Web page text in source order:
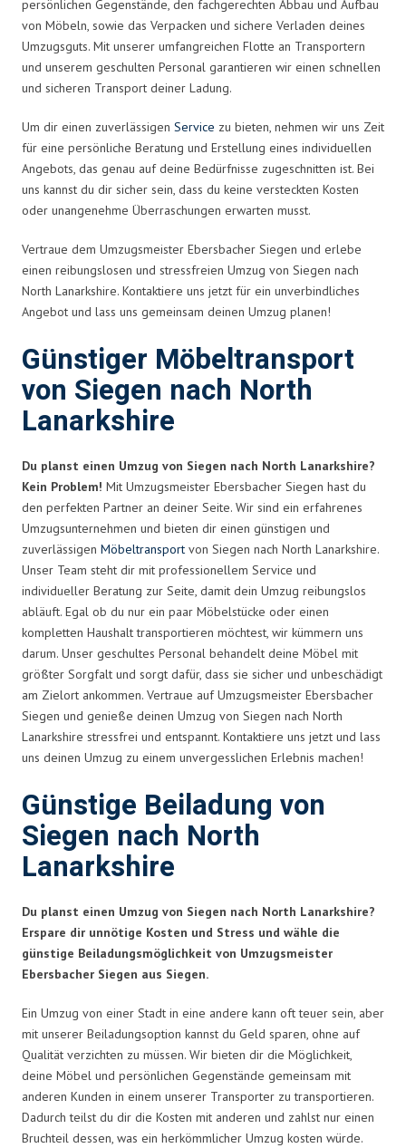
persönlichen Gegenstände, den fachgerechten Abbau und Aufbau
von Möbeln, sowie das Verpacken und sichere Verladen deines
Umzugsguts. Mit unserer umfangreichen Flotte an Transportern
und unserem geschulten Personal garantieren wir einen schnellen
und sicheren Transport deiner Ladung.
Um dir einen zuverlässigen Service zu bieten, nehmen wir uns Zeit
für eine persönliche Beratung und Erstellung eines individuellen
Angebots, das genau auf deine Bedürfnisse zugeschnitten ist. Bei
uns kannst du dir sicher sein, dass du keine versteckten Kosten
oder unangenehme Überraschungen erwarten musst.
Vertraue dem Umzugsmeister Ebersbacher Siegen und erlebe
einen reibungslosen und stressfreien Umzug von Siegen nach
North Lanarkshire. Kontaktiere uns jetzt für ein unverbindliches
Angebot und lass uns gemeinsam deinen Umzug planen!
Günstiger Möbeltransport
von Siegen nach North
Lanarkshire
Du planst einen Umzug von Siegen nach North Lanarkshire?
Kein Problem! Mit Umzugsmeister Ebersbacher Siegen hast du
den perfekten Partner an deiner Seite. Wir sind ein erfahrenes
Umzugsunternehmen und bieten dir einen günstigen und
zuverlässigen Möbeltransport von Siegen nach North Lanarkshire.
Unser Team steht dir mit professionellem Service und
individueller Beratung zur Seite, damit dein Umzug reibungslos
abläuft. Egal ob du nur ein paar Möbelstücke oder einen
kompletten Haushalt transportieren möchtest, wir kümmern uns
darum. Unser geschultes Personal behandelt deine Möbel mit
größter Sorgfalt und sorgt dafür, dass sie sicher und unbeschädigt
am Zielort ankommen. Vertraue auf Umzugsmeister Ebersbacher
Siegen und genieße deinen Umzug von Siegen nach North
Lanarkshire stressfrei und entspannt. Kontaktiere uns jetzt und lass
uns deinen Umzug zu einem unvergesslichen Erlebnis machen!
Günstige Beiladung von
Siegen nach North
Lanarkshire
Du planst einen Umzug von Siegen nach North Lanarkshire?
Erspare dir unnötige Kosten und Stress und wähle die
günstige Beiladungsmöglichkeit von Umzugsmeister
Ebersbacher Siegen aus Siegen.
Ein Umzug von einer Stadt in eine andere kann oft teuer sein, aber
mit unserer Beiladungsoption kannst du Geld sparen, ohne auf
Qualität verzichten zu müssen. Wir bieten dir die Möglichkeit,
deine Möbel und persönlichen Gegenstände gemeinsam mit
anderen Kunden in einem unserer Transporter zu transportieren.
Dadurch teilst du dir die Kosten mit anderen und zahlst nur einen
Bruchteil dessen, was ein herkömmlicher Umzug kosten würde.